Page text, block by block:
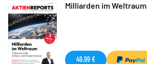
Milliarden im Weltraum
49,99 €